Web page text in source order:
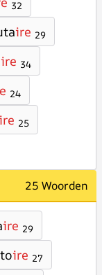
32
ire 29
ire 34
24
ire 25
25 Woorden
ire 29
ire 27